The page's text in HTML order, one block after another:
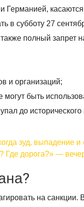
в субботу 27
полный запрет
и организаций;
быть
до
зуд, выпадение
дорога?» —
на санкции.